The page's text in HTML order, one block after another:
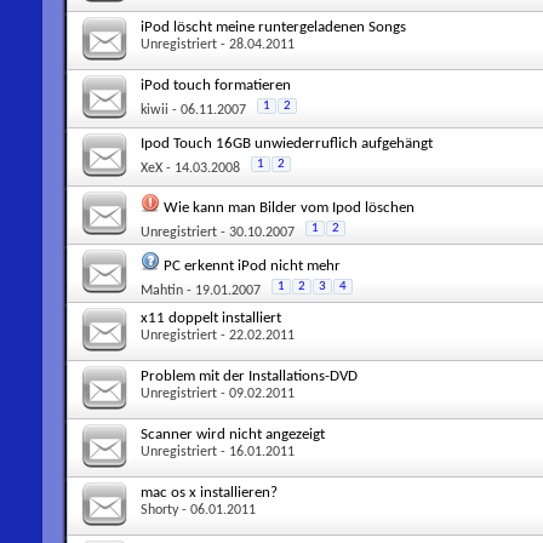
iPod löscht meine runtergeladenen Songs
Unregistriert - 28.04.2011
iPod touch formatieren
kiwii - 06.11.2007 1 2
Ipod Touch 16GB unwiederruflich aufgehängt
XeX - 14.03.2008 1 2
Wie kann man Bilder vom Ipod löschen
Unregistriert - 30.10.2007 1 2
PC erkennt iPod nicht mehr
Mahtin - 19.01.2007 1 2 3 4
x11 doppelt installiert
Unregistriert - 22.02.2011
Problem mit der Installations-DVD
Unregistriert - 09.02.2011
Scanner wird nicht angezeigt
Unregistriert - 16.01.2011
mac os x installieren?
Shorty- 06.01.2011